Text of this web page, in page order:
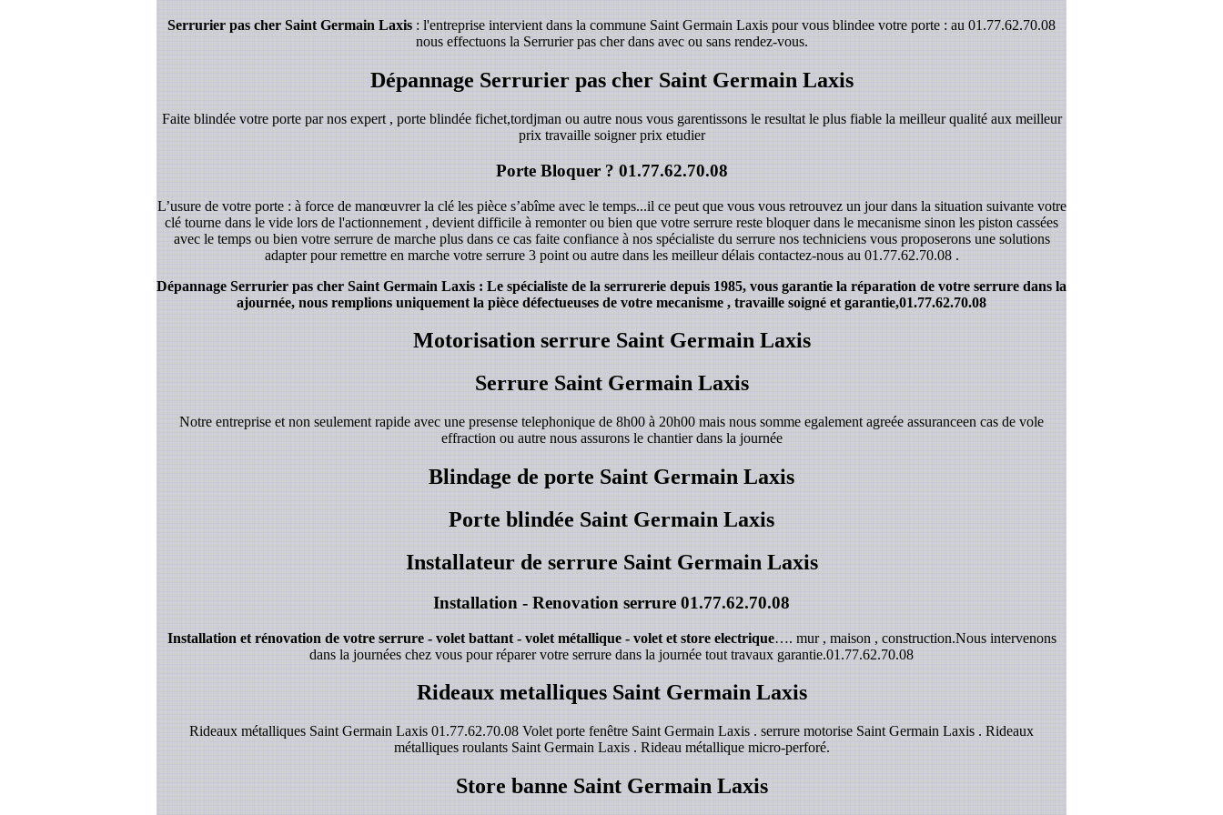
Serrurier pas cher Saint Germain Laxis: l'entreprise intervient dans la commune Saint Germain Laxis pour vous blindee votre porte : au 01.77.62.70.08
nous effectuons la Serrurier pas cher dans avec ou sans rendez-vous.
Dépannage Serrurier pas cher Saint Germain Laxis
Faite blindée votre porte par nos expert , porte blindée fichet,tordjman ou autre nous vous garentissons le resultat le plus fiable la meilleur qualité aux meilleur
prix travaille soigner prix etudier
Porte Bloquer ?01.77.62.70.08
L’usure de votre porte : à force de manœuvrer la clé les pièce s’abîme avec le temps...il ce peut que vous vous retrouvez un jour dans la situation suivante votre
clé tourne dans le vide lors de l'actionnement , devient difficile à remonter ou bien que votre serrure reste bloquer dans le mecanisme sinon les piston cassées
avec le temps ou bien votre serrure de marche plus dans ce cas faite confiance à nos spécialiste du serrure nos techniciens vous proposerons une solutions
adapter pour remettre en marche votre serrure 3 point ou autre dans les meilleur délais contactez-nous au01.77.62.70.08.
Dépannage Serrurier pas cher Saint Germain Laxis : Le spécialiste de la serrurerie depuis 1985, vous garantie la réparation de votre serrure dans la
ajournée, nous remplions uniquement la pièce défectueuses de votre mecanisme , travaille soigné et garantie,01.77.62.70.08
Motorisation serrure Saint Germain Laxis
Serrure Saint Germain Laxis
Notre entreprise et non seulement rapide avec une presense telephonique de 8h00 à 20h00 mais nous somme egalement agreée assuranceen cas de vole
effraction ou autre nous assurons le chantier dans la journée
Blindage de porte Saint Germain Laxis
Porte blindée Saint Germain Laxis
Installateur de serrure Saint Germain Laxis
Installation - Renovation serrure01.77.62.70.08
Installation et rénovation de votre serrure - volet battant - volet métallique - volet et store electrique…. mur , maison , construction.Nous intervenons
dans la journées chez vous pour réparer votre serrure dans la journée tout travaux garantie.01.77.62.70.08
Rideaux metalliques Saint Germain Laxis
Rideaux métalliques Saint Germain Laxis 01.77.62.70.08 Volet porte fenêtre Saint Germain Laxis . serrure motorise Saint Germain Laxis . Rideaux
métalliques roulants Saint Germain Laxis . Rideau métallique micro-perforé.
Store banne Saint Germain Laxis